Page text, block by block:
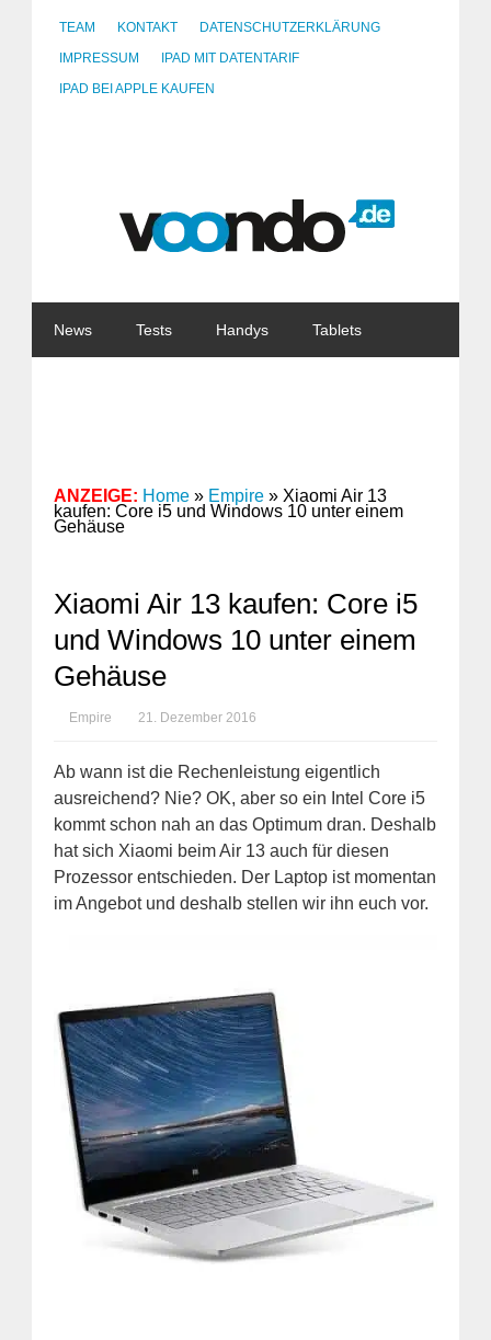
TEAM KONTAKT
DATENSCHUTZERKLÄRUNG
IMPRESSUM
IPAD MIT DATENTARIF
IPAD BEI APPLE KAUFEN
News Tests Handys Tablets
ANZEIGE: Home » Empire » Xiaomi Air 13
kaufen: Core i5 und Windows 10 unter einem
Gehäuse
Xiaomi Air 13 kaufen: Core i5
und Windows 10 unter einem
Gehäuse
Empire 21. Dezember 2016
Ab wann ist die Rechenleistung eigentlich
ausreichend? Nie? OK, aber so ein Intel Core i5
kommt schon nah an das Optimum dran. Deshalb
hat sich Xiaomi beim Air 13 auch für diesen
Prozessor entschieden. Der Laptop ist momentan
im Angebot und deshalb stellen wir ihn euch vor.